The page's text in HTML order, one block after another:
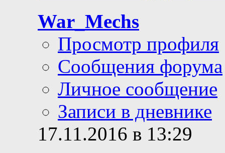
War_Mechs
Просмотр профиля
Сообщения форума
Личное сообщение
Записи в дневнике
17.11.2016 в 13:29